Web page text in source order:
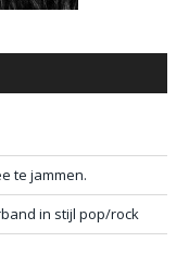
te jammen.
in stijl pop/rock